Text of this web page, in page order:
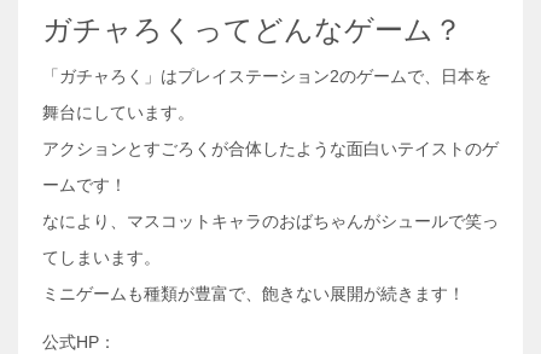
ガチャろくってどんなゲーム？
「ガチャろく」はプレイステーション2のゲームで、日本を
舞台にしています。
アクションとすごろくが合体したような面白いテイストのゲ
ームです！
なにより、マスコットキャラのおばちゃんがシュールで笑っ
てしまいます。
ミニゲームも種類が豊富で、飽きない展開が続きます！
公式HP：